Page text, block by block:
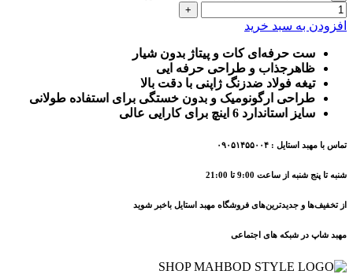
افزودن به سبد خرید
ست حرفه‌ای کات و پیتاژ بدون شیار
ظاهرجذاب و طراحی حرفه ایی
تیغه فولاد ضدزنگ ژاپنی با دقت بالا
طراحی ارگونومیک و بدون خستگی برای استفاده طولانی
سایز استاندارد 6 اینچ برای کارایی عالی
تماس با مهبد استایل : ۰۹۰۵۱۴۵۵۰۰۴
شنبه تا پنج شنبه از ساعت 9:00 تا 21:00
از تخفیف‌ها و جدیدترین‌های فروشگاه مهبد استایل باخبر شوید
مهبد شاپ در شبکه های اجتماعی